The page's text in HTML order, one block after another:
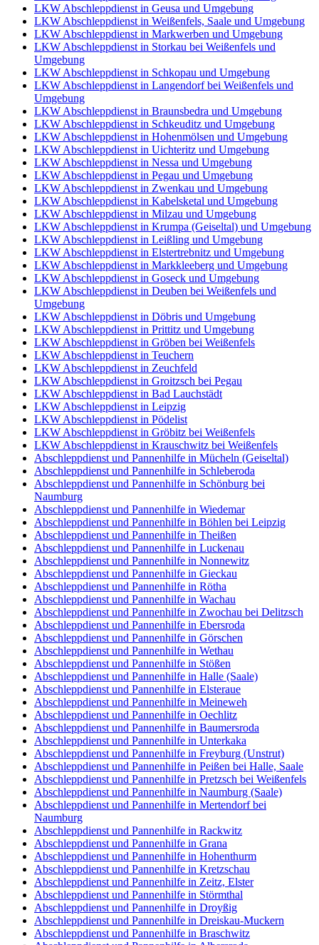
LKW Abschleppdienst in Geusa und Umgebung
LKW Abschleppdienst in Weißenfels, Saale und Umgebung
LKW Abschleppdienst in Markwerben und Umgebung
LKW Abschleppdienst in Storkau bei Weißenfels und
Umgebung
LKW Abschleppdienst in Schkopau und Umgebung
LKW Abschleppdienst in Langendorf bei Weißenfels und
Umgebung
LKW Abschleppdienst in Braunsbedra und Umgebung
LKW Abschleppdienst in Schkeuditz und Umgebung
LKW Abschleppdienst in Hohenmölsen und Umgebung
LKW Abschleppdienst in Uichteritz und Umgebung
LKW Abschleppdienst in Nessa und Umgebung
LKW Abschleppdienst in Pegau und Umgebung
LKW Abschleppdienst in Zwenkau und Umgebung
LKW Abschleppdienst in Kabelsketal und Umgebung
LKW Abschleppdienst in Milzau und Umgebung
LKW Abschleppdienst in Krumpa (Geiseltal) und Umgebung
LKW Abschleppdienst in Leißling und Umgebung
LKW Abschleppdienst in Elstertrebnitz und Umgebung
LKW Abschleppdienst in Markkleeberg und Umgebung
LKW Abschleppdienst in Goseck und Umgebung
LKW Abschleppdienst in Deuben bei Weißenfels und
Umgebung
LKW Abschleppdienst in Döbris und Umgebung
LKW Abschleppdienst in Prittitz und Umgebung
LKW Abschleppdienst in Gröben bei Weißenfels
LKW Abschleppdienst in Teuchern
LKW Abschleppdienst in Zeuchfeld
LKW Abschleppdienst in Groitzsch bei Pegau
LKW Abschleppdienst in Bad Lauchstädt
LKW Abschleppdienst in Leipzig
LKW Abschleppdienst in Pödelist
LKW Abschleppdienst in Gröbitz bei Weißenfels
LKW Abschleppdienst in Krauschwitz bei Weißenfels
Abschleppdienst und Pannenhilfe in Mücheln (Geiseltal)
Abschleppdienst und Pannenhilfe in Schleberoda
Abschleppdienst und Pannenhilfe in Schönburg bei
Naumburg
Abschleppdienst und Pannenhilfe in Wiedemar
Abschleppdienst und Pannenhilfe in Böhlen bei Leipzig
Abschleppdienst und Pannenhilfe in Theißen
Abschleppdienst und Pannenhilfe in Luckenau
Abschleppdienst und Pannenhilfe in Nonnewitz
Abschleppdienst und Pannenhilfe in Gieckau
Abschleppdienst und Pannenhilfe in Rötha
Abschleppdienst und Pannenhilfe in Wachau
Abschleppdienst und Pannenhilfe in Zwochau bei Delitzsch
Abschleppdienst und Pannenhilfe in Ebersroda
Abschleppdienst und Pannenhilfe in Görschen
Abschleppdienst und Pannenhilfe in Wethau
Abschleppdienst und Pannenhilfe in Stößen
Abschleppdienst und Pannenhilfe in Halle (Saale)
Abschleppdienst und Pannenhilfe in Elsteraue
Abschleppdienst und Pannenhilfe in Meineweh
Abschleppdienst und Pannenhilfe in Oechlitz
Abschleppdienst und Pannenhilfe in Baumersroda
Abschleppdienst und Pannenhilfe in Unterkaka
Abschleppdienst und Pannenhilfe in Freyburg (Unstrut)
Abschleppdienst und Pannenhilfe in Peißen bei Halle, Saale
Abschleppdienst und Pannenhilfe in Pretzsch bei Weißenfels
Abschleppdienst und Pannenhilfe in Naumburg (Saale)
Abschleppdienst und Pannenhilfe in Mertendorf bei
Naumburg
Abschleppdienst und Pannenhilfe in Rackwitz
Abschleppdienst und Pannenhilfe in Grana
Abschleppdienst und Pannenhilfe in Hohenthurm
Abschleppdienst und Pannenhilfe in Kretzschau
Abschleppdienst und Pannenhilfe in Zeitz, Elster
Abschleppdienst und Pannenhilfe in Störmthal
Abschleppdienst und Pannenhilfe in Droyßig
Abschleppdienst und Pannenhilfe in Dreiskau-Muckern
Abschleppdienst und Pannenhilfe in Braschwitz